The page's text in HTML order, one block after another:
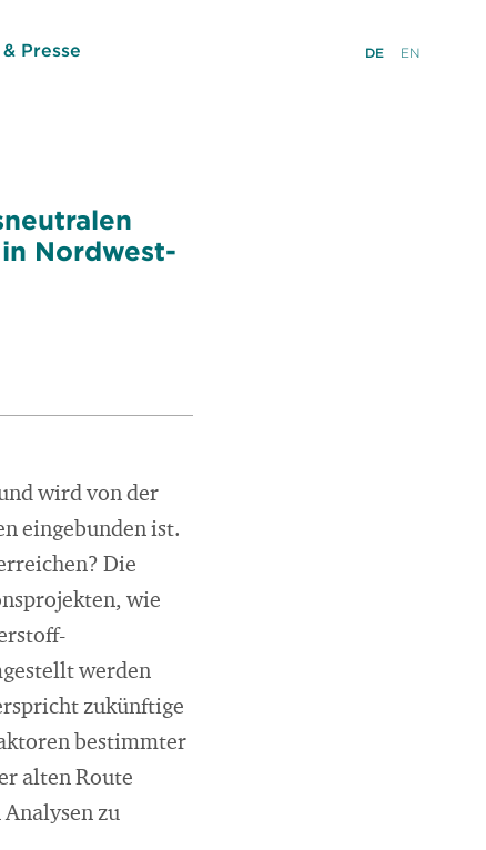
Presse DE EN
Nordwest-
wird von der
eingebunden ist.
Die
wie
werden
zukünftige
bestimmter
alten Route
zu